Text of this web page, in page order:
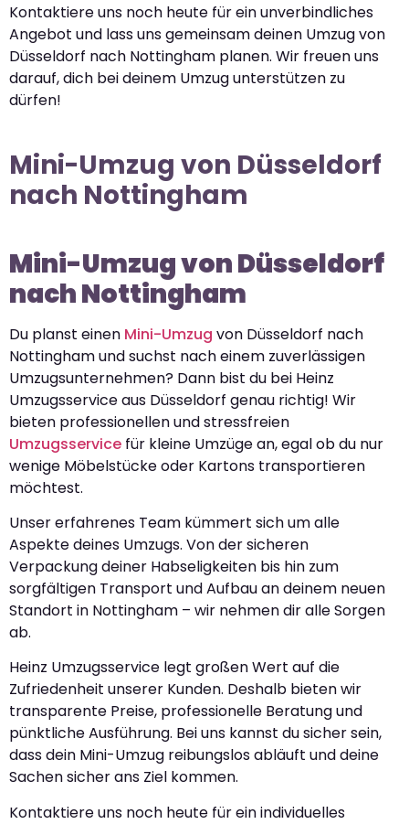
Kontaktiere uns noch heute für ein unverbindliches
Angebot und lass uns gemeinsam deinen Umzug von
Düsseldorf nach Nottingham planen. Wir freuen uns
darauf, dich bei deinem Umzug unterstützen zu
dürfen!
Mini-Umzug von Düsseldorf
nach Nottingham
Mini-Umzug von Düsseldorf
nach Nottingham
Du planst einen Mini-Umzug von Düsseldorf nach
Nottingham und suchst nach einem zuverlässigen
Umzugsunternehmen? Dann bist du bei Heinz
Umzugsservice aus Düsseldorf genau richtig! Wir
bieten professionellen und stressfreien
Umzugsservice für kleine Umzüge an, egal ob du nur
wenige Möbelstücke oder Kartons transportieren
möchtest.
Unser erfahrenes Team kümmert sich um alle
Aspekte deines Umzugs. Von der sicheren
Verpackung deiner Habseligkeiten bis hin zum
sorgfältigen Transport und Aufbau an deinem neuen
Standort in Nottingham – wir nehmen dir alle Sorgen
ab.
Heinz Umzugsservice legt großen Wert auf die
Zufriedenheit unserer Kunden. Deshalb bieten wir
transparente Preise, professionelle Beratung und
pünktliche Ausführung. Bei uns kannst du sicher sein,
dass dein Mini-Umzug reibungslos abläuft und deine
Sachen sicher ans Ziel kommen.
Kontaktiere uns noch heute für ein individuelles